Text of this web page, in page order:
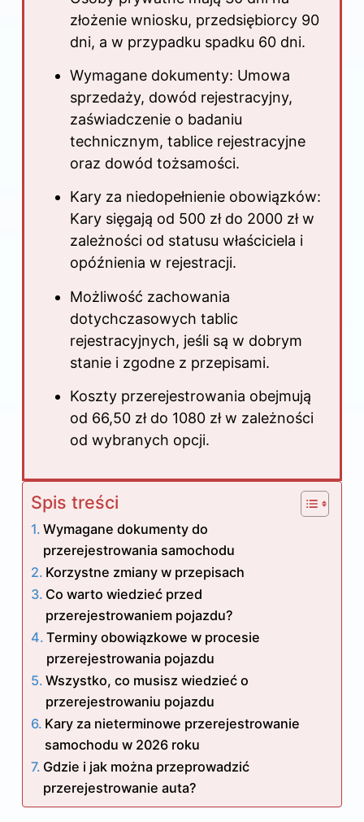
złożenie wniosku, przedsiębiorcy 90
dni, a w przypadku spadku 60 dni.
Wymagane dokumenty: Umowa
sprzedaży, dowód rejestracyjny,
zaświadczenie o badaniu
technicznym, tablice rejestracyjne
oraz dowód tożsamości.
Kary za niedopełnienie obowiązków:
Kary sięgają od 500 zł do 2000 zł w
zależności od statusu właściciela i
opóźnienia w rejestracji.
Możliwość zachowania
dotychczasowych tablic
rejestracyjnych, jeśli są w dobrym
stanie i zgodne z przepisami.
Koszty przerejestrowania obejmują
od 66,50 zł do 1080 zł w zależności
od wybranych opcji.
Spis treści
Wymagane dokumenty do
przerejestrowania samochodu
Korzystne zmiany w przepisach
Co warto wiedzieć przed
przerejestrowaniem pojazdu?
Terminy obowiązkowe w procesie
przerejestrowania pojazdu
Wszystko, co musisz wiedzieć o
przerejestrowaniu pojazdu
Kary za nieterminowe przerejestrowanie
samochodu w 2026 roku
Gdzie i jak można przeprowadzić
przerejestrowanie auta?